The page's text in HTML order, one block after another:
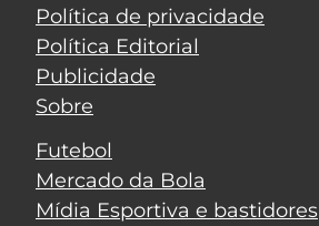
Política de privacidade
Política Editorial
Publicidade
Sobre
Futebol
Mercado da Bola
Mídia Esportiva e bastidores